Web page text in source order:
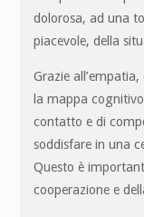
dolorosa, ad una
piacevole, della
Grazie
la mappa
contatto e di
soddisfare in una
Questo è
cooperazione e